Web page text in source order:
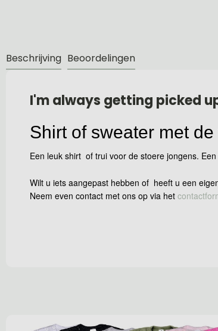
Beschrijving Beoordelingen
I'm always getting picked
Shirt of sweater met
Een leuk shirt of trui voor de stoere jongens.
Wilt u iets aangepast hebben of heeft u een
Neem even contact met ons op via het